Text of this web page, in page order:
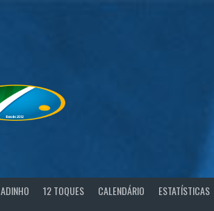
12 TOQUES CALENDÁRIO ESTATÍSTICAS